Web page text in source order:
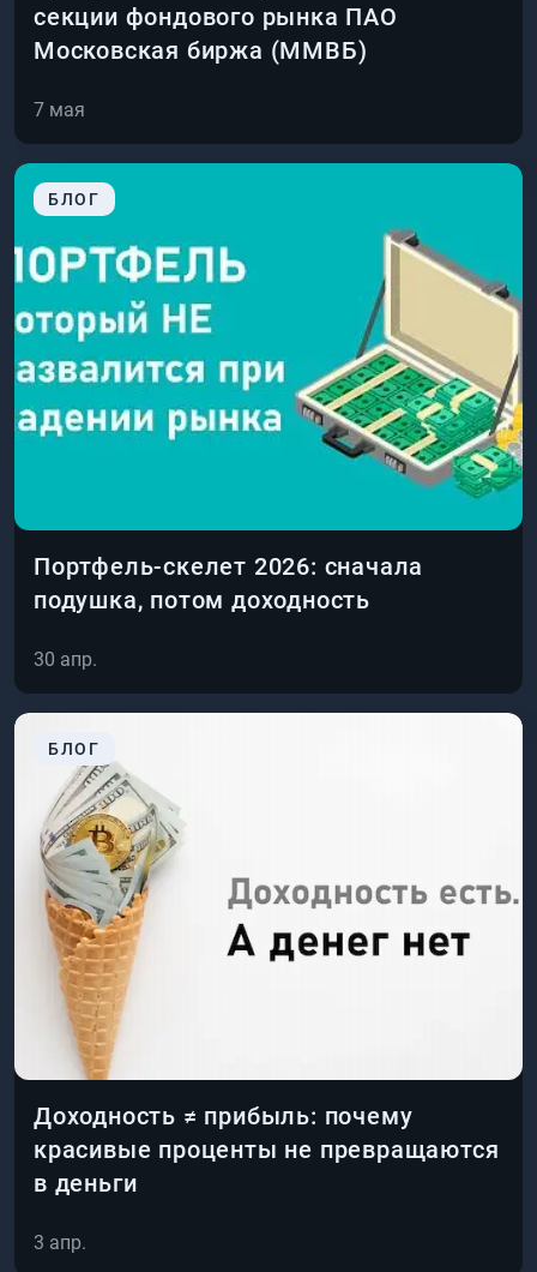
секции фондового рынка ПАО
Московская биржа (ММВБ)
7 мая
БЛОГ
Портфель-скелет 2026: сначала
подушка, потом доходность
30 апр.
БЛОГ
Доходность ≠ прибыль: почему
красивые проценты не превращаются
в деньги
3 апр.